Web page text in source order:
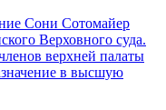
Сони Сотомайер
Верховного суда.
верхней палаты
в высшую